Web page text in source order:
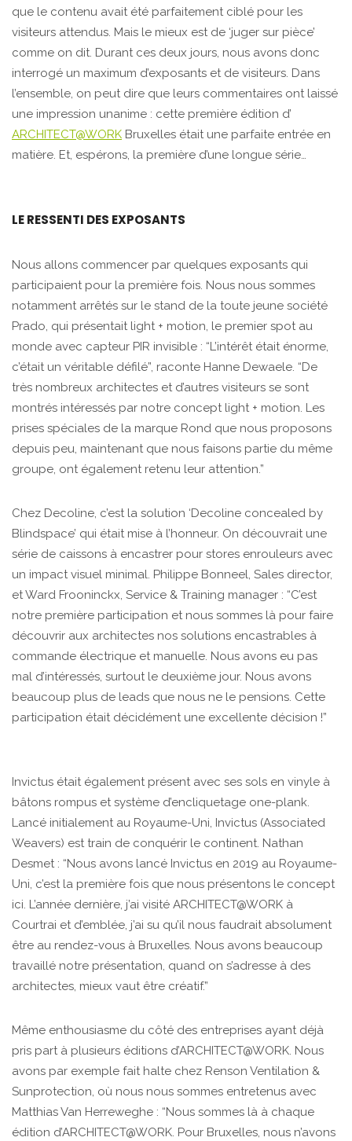
que le contenu avait été parfaitement ciblé pour les
visiteurs attendus. Mais le mieux est de ‘juger sur pièce’
comme on dit. Durant ces deux jours, nous avons donc
interrogé un maximum d’exposants et de visiteurs. Dans
l’ensemble, on peut dire que leurs commentaires ont laissé
une impression unanime : cette première édition d’
ARCHITECT@WORK Bruxelles était une parfaite entrée en
matière. Et, espérons, la première d’une longue série…
LE RESSENTI DES EXPOSANTS
Nous allons commencer par quelques exposants qui
participaient pour la première fois. Nous nous sommes
notamment arrêtés sur le stand de la toute jeune société
Prado, qui présentait light + motion, le premier spot au
monde avec capteur PIR invisible : “L’intérêt était énorme,
c’était un véritable défilé”, raconte Hanne Dewaele. “De
très nombreux architectes et d’autres visiteurs se sont
montrés intéressés par notre concept light + motion. Les
prises spéciales de la marque Rond que nous proposons
depuis peu, maintenant que nous faisons partie du même
groupe, ont également retenu leur attention.”
Chez Decoline, c’est la solution ‘Decoline concealed by
Blindspace’ qui était mise à l’honneur. On découvrait une
série de caissons à encastrer pour stores enrouleurs avec
un impact visuel minimal. Philippe Bonneel, Sales director,
et Ward Frooninckx, Service & Training manager : “C’est
notre première participation et nous sommes là pour faire
découvrir aux architectes nos solutions encastrables à
commande électrique et manuelle. Nous avons eu pas
mal d’intéressés, surtout le deuxième jour. Nous avons
beaucoup plus de leads que nous ne le pensions. Cette
participation était décidément une excellente décision !”
Invictus était également présent avec ses sols en vinyle à
bâtons rompus et système d’encliquetage one-plank.
Lancé initialement au Royaume-Uni, Invictus (Associated
Weavers) est train de conquérir le continent. Nathan
Desmet : “Nous avons lancé Invictus en 2019 au Royaume-
Uni, c’est la première fois que nous présentons le concept
ici. L’année dernière, j’ai visité ARCHITECT@WORK à
Courtrai et d’emblée, j’ai su qu’il nous faudrait absolument
être au rendez-vous à Bruxelles. Nous avons beaucoup
travaillé notre présentation, quand on s’adresse à des
architectes, mieux vaut être créatif.”
Même enthousiasme du côté des entreprises ayant déjà
pris part à plusieurs éditions d’ARCHITECT@WORK. Nous
avons par exemple fait halte chez Renson Ventilation &
Sunprotection, où nous nous sommes entretenus avec
Matthias Van Herreweghe : “Nous sommes là à chaque
édition d’ARCHITECT@WORK. Pour Bruxelles, nous n’avons